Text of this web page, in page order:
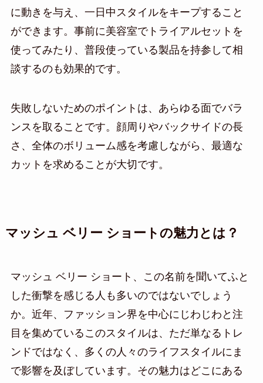
に動きを与え、一日中スタイルをキープすること
ができます。事前に美容室でトライアルセットを
使ってみたり、普段使っている製品を持参して相
談するのも効果的です。
失敗しないためのポイントは、あらゆる面でバラ
ンスを取ることです。顔周りやバックサイドの長
さ、全体のボリューム感を考慮しながら、最適な
カットを求めることが大切です。
マッシュ ベリー ショートの魅力とは？
マッシュ ベリー ショート、この名前を聞いてふと
した衝撃を感じる人も多いのではないでしょう
か。近年、ファッション界を中心にじわじわと注
目を集めているこのスタイルは、ただ単なるトレ
ンドではなく、多くの人々のライフスタイルにま
で影響を及ぼしています。その魅力はどこにある